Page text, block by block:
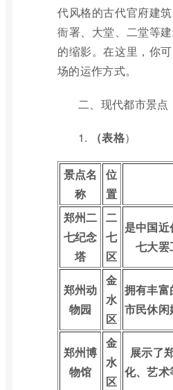
代风格的古代官府建
衙署、大堂、二堂等
的缩影。在这里，你
场的运作方式。
二、现代都市景点
1. （表格）
景点名
称
位
置
郑州二
七纪念
塔
二
七
区
是中国
七大罢
郑州动
物园
金
水
区
拥有丰
市民休闲
郑州博
物馆
金
水
区
展示了
化、艺术